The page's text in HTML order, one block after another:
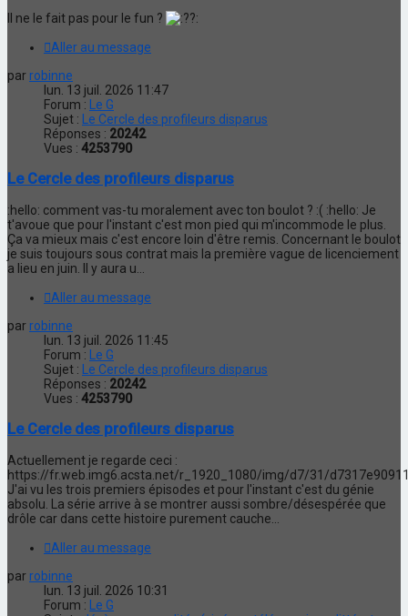
Il ne le fait pas pour le fun ?
Aller au message
par robinne
lun. 13 juil. 2026 11:47
Forum :
Le G
Sujet :
Le Cercle des profileurs disparus
Réponses : 20242
Vues : 4253790
Le Cercle des profileurs disparus
:hello: comment vas-tu moralement avec ton boulot ? :( :hello: Je
t'avoue que pour l'instant c'est mon pied qui m'incommode le plus.
Ça va mieux mais c'est encore loin d'être remis. Concernant le boulot
je suis toujours sous contrat mais la première vague de licenciement
a lieu en juin. Il y aura u...
Aller au message
par robinne
lun. 13 juil. 2026 11:45
Forum :
Le G
Sujet :
Le Cercle des profileurs disparus
Réponses : 20242
Vues : 4253790
Le Cercle des profileurs disparus
Actuellement je regarde ceci :
https://fr.web.img6.acsta.net/r_1920_1080/img/d7/31/
J'ai vu les trois premiers épisodes et pour l'instant c'est du génie
absolu. La série arrive à se montrer aussi sombre/désespérée que
drôle car dans cette histoire purement cauche...
Aller au message
par robinne
lun. 13 juil. 2026 10:31
Forum : Le G